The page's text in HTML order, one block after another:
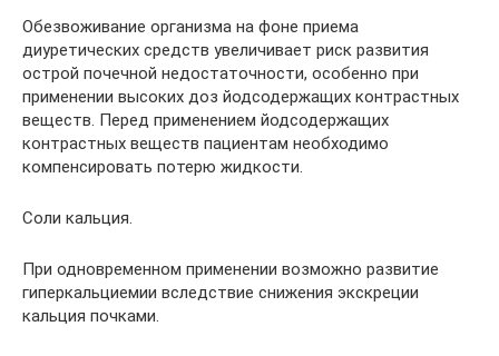
Обезвоживание организма на фоне приема
диуретических средств увеличивает риск развития
острой почечной недостаточности, особенно при
применении высоких доз йодсодержащих контрастных
веществ. Перед применением йодсодержащих
контрастных веществ пациентам необходимо
компенсировать потерю жидкости.
Соли кальция.
При одновременном применении возможно развитие
гиперкальциемии вследствие снижения экскреции
кальция почками.